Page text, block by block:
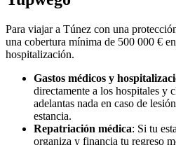
Para viajar a Túnez con una
una cobertura mínima de 500 000 €
hospitalización.
Gastos médicos y
directamente a los hospitales y
adelantas nada en caso de
estancia.
Repatriación médica: Si tu
organiza y financia tu regreso